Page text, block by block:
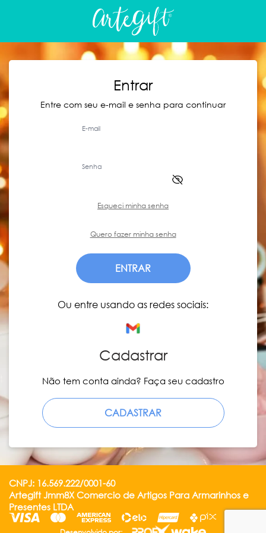
Entrar
Entre com seu e-mail e senha para continuar
E-mail
Senha
Esqueci minha senha
Quero fazer minha senha
ENTRAR
Ou entre usando as redes sociais:
Cadastrar
Não tem conta ainda? Faça seu cadastro
CADASTRAR
CNPJ: 16.569.222/0001-60
Artegift Jmm8X Comercio de Artigos Para Armarinhos e
Presentes LTDA